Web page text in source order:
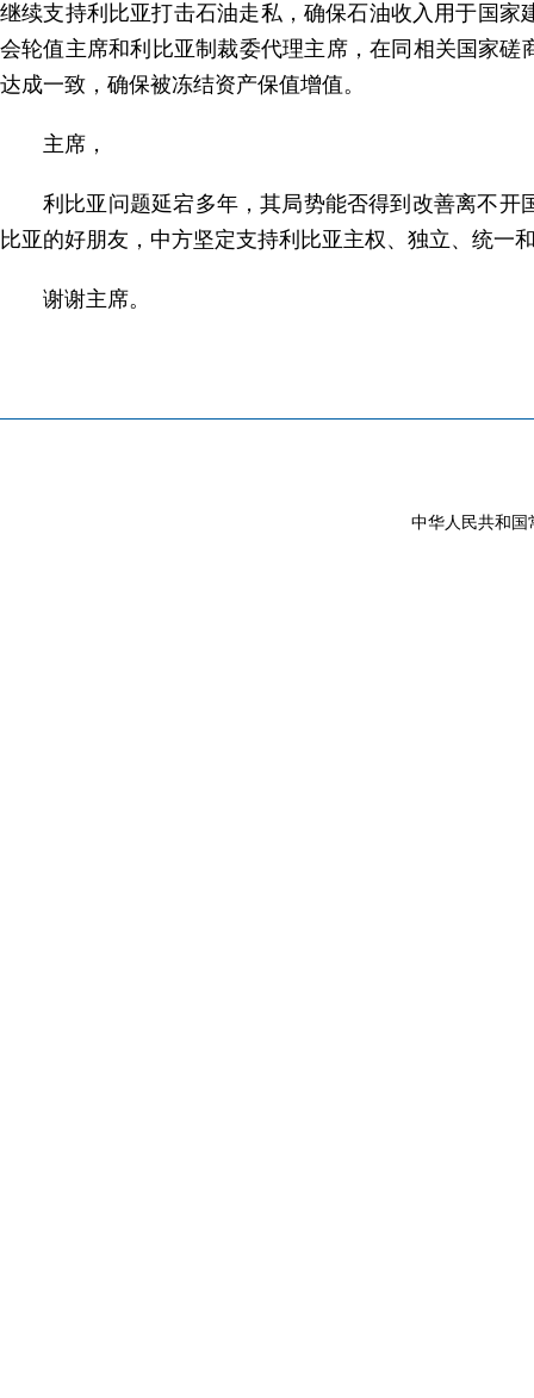
继续支持利比亚打击石油走私，确保石油收入用于国
会轮值主席和利比亚制裁委代理主席，在同相关国家
达成一致，确保被冻结资产保值增值。
主席，
利比亚问题延宕多年，其局势能否得到改善离不
比亚的好朋友，中方坚定支持利比亚主权、独立、统
谢谢主席。
中华人民共和国